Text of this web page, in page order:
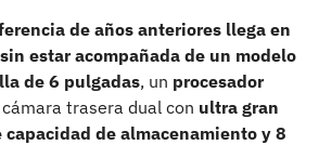
de años anteriores llega en
estar acompañada de un modelo
de 6 pulgadas, un procesador
cámara trasera dual con ultra gran
capacidad de almacenamiento y 8